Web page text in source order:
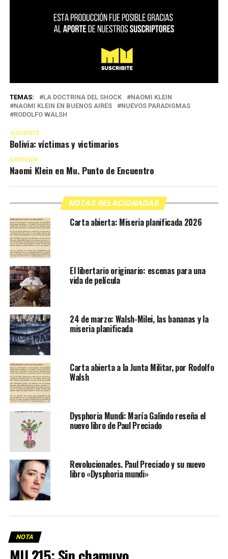
TEMAS: LA DOCTRINA DEL SHOCK
NAOMI KLEIN
NAOMI KLEIN EN BUENOS AIRES
NUEVOS PARADIGMAS
RODOLFO WALSH
SIGUIENTE
Bolivia: víctimas y victimarios
ANTERIOR
Naomi Klein en Mu. Punto de Encuentro
NOTAS RELACIONADAS
Carta abierta: Miseria planificada 2026
El libertario originario: escenas para una
vida de película
24 de marzo: Walsh-Milei, las bananas y la
miseria planificada
Carta abierta a la Junta Militar, por Rodolfo
Walsh
Dysphoria Mundi: María Galindo reseña el
nuevo libro de Paul Preciado
Revolucionades. Paul Preciado y su nuevo
libro «Dysphoria mundi»
NOTA